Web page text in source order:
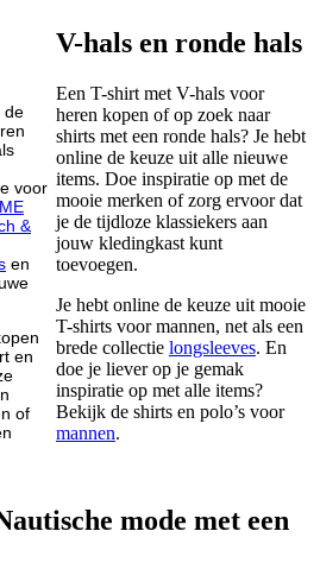
de
voor
&
en
en
of
V-hals en ronde hals
Een T-shirt met V-hals voor
heren kopen of op zoek naar
shirts met een ronde hals? Je hebt
online de keuze uit alle nieuwe
items. Doe inspiratie op met de
mooie merken of zorg ervoor dat
je de tijdloze klassiekers aan
jouw kledingkast kunt
toevoegen.
Je hebt online de keuze uit mooie
T-shirts voor mannen, net als een
brede collectie longsleeves. En
doe je liever op je gemak
inspiratie op met alle items?
Bekijk de shirts en polo’s voor
mannen.
mode met een